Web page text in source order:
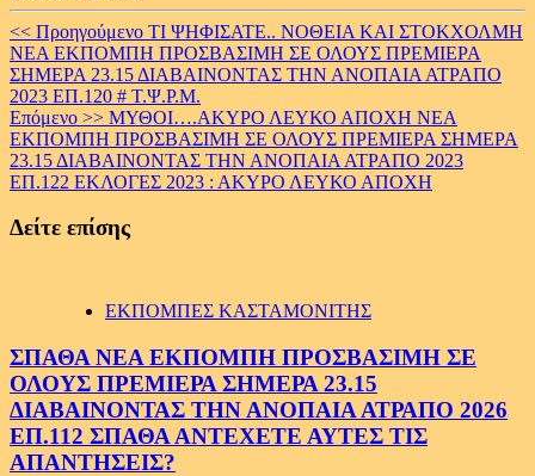
Continue
Reading
<< Προηγούμενο ΤΙ ΨΗΦΙΣΑΤΕ.. ΝΟΘΕΙΑ ΚΑΙ ΣΤΟΚΧΟΛΜΗ
ΝΕΑ ΕΚΠΟΜΠΗ ΠΡΟΣΒΑΣΙΜΗ ΣΕ ΟΛΟΥΣ ΠΡΕΜΙΕΡΑ
ΣΗΜΕΡΑ 23.15 ΔΙΑΒΑΙΝΟΝΤΑΣ ΤΗΝ ΑΝΟΠΑΙΑ ΑΤΡΑΠΟ
2023 ΕΠ.120 # Τ.Ψ.Ρ.Μ.
Επόμενο >> ΜΥΘΟΙ….ΑΚΥΡΟ ΛΕΥΚΟ ΑΠΟΧΗ ΝΕΑ
ΕΚΠΟΜΠΗ ΠΡΟΣΒΑΣΙΜΗ ΣΕ ΟΛΟΥΣ ΠΡΕΜΙΕΡΑ ΣΗΜΕΡΑ
23.15 ΔΙΑΒΑΙΝΟΝΤΑΣ ΤΗΝ ΑΝΟΠΑΙΑ ΑΤΡΑΠΟ 2023
ΕΠ.122 ΕΚΛΟΓΕΣ 2023 : ΑΚΥΡΟ ΛΕΥΚΟ ΑΠΟΧΗ
Δείτε επίσης
ΕΚΠΟΜΠΕΣ ΚΑΣΤΑΜΟΝΙΤΗΣ
ΣΠΑΘΑ ΝΕΑ ΕΚΠΟΜΠΗ ΠΡΟΣΒΑΣΙΜΗ ΣΕ
ΟΛΟΥΣ ΠΡΕΜΙΕΡΑ ΣΗΜΕΡΑ 23.15
ΔΙΑΒΑΙΝΟΝΤΑΣ ΤΗΝ ΑΝΟΠΑΙΑ ΑΤΡΑΠΟ 2026
ΕΠ.112 ΣΠΑΘΑ ΑΝΤΕΧΕΤΕ ΑΥΤΕΣ ΤΙΣ
ΑΠΑΝΤΗΣΕΙΣ?